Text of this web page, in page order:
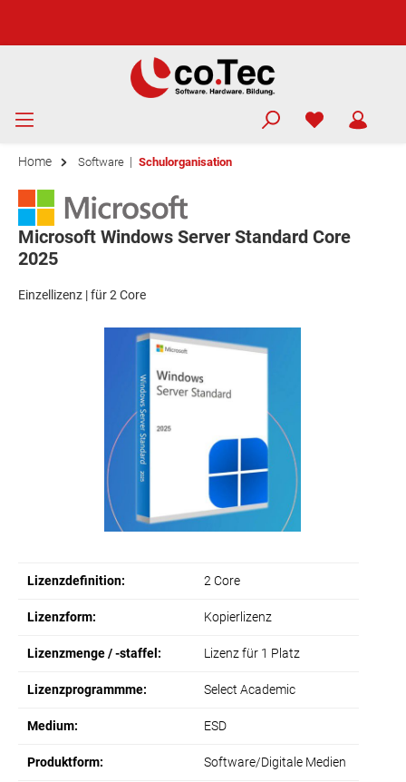
Home Software | Schulorganisation
Microsoft Windows Server Standard Core
2025
Einzellizenz | für 2 Core
Lizenzdefinition: 2 Core
Lizenzform: Kopierlizenz
Lizenzmenge / -staffel: Lizenz für 1 Platz
Lizenzprogrammme: Select Academic
Medium: ESD
Produktform: Software/Digitale Medien